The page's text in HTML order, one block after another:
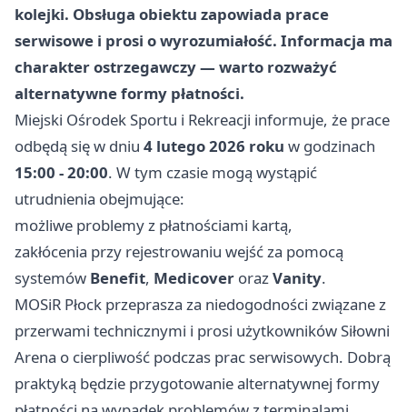
kolejki. Obsługa obiektu zapowiada prace
serwisowe i prosi o wyrozumiałość. Informacja ma
charakter ostrzegawczy — warto rozważyć
alternatywne formy płatności.
Miejski Ośrodek Sportu i Rekreacji informuje, że prace
odbędą się w dniu 4 lutego 2026 roku w godzinach
15:00 - 20:00. W tym czasie mogą wystąpić
utrudnienia obejmujące:
możliwe problemy z płatnościami kartą,
zakłócenia przy rejestrowaniu wejść za pomocą
systemów Benefit, Medicover orazVanity.
MOSiR Płock przeprasza za niedogodności związane z
przerwami technicznymi i prosi użytkowników Siłowni
Arena o cierpliwość podczas prac serwisowych. Dobrą
praktyką będzie przygotowanie alternatywnej formy